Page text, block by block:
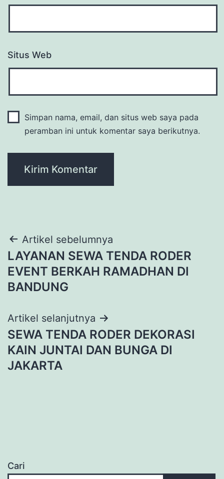
Situs Web
Simpan nama, email, dan situs web saya pada
peramban ini untuk komentar saya berikutnya.
Navigasi
pos
Artikel sebelumnya
LAYANAN SEWA TENDA RODER
EVENT BERKAH RAMADHAN DI
BANDUNG
Artikel selanjutnya
SEWA TENDA RODER DEKORASI
KAIN JUNTAI DAN BUNGA DI
JAKARTA
Cari